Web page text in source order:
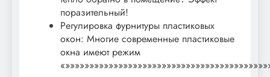
поразительный!
Регулировка фурнитуры пластиковых
окон: Многие современные пластиковые
окна имеют режим